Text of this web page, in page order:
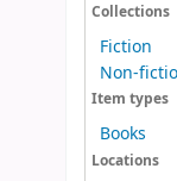
Collections
Fiction
Non-
Item types
Books
Locations